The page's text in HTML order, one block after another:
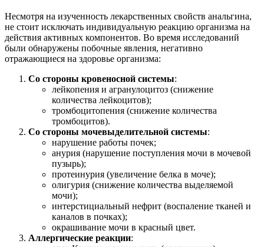
Несмотря на изученность лекарственных свойств анальгина,
не стоит исключать индивидуальную реакцию организма на
действия активных компонентов. Во время исследований
были обнаружены побочные явления, негативно
отражающиеся на здоровье организма:
Со стороны кровеносной системы:
лейкопения и агранулоцитоз (снижение
количества лейкоцитов);
тромбоцитопения (снижение количества
тромбоцитов).
Со стороны мочевыделительной системы:
нарушение работы почек;
анурия (нарушение поступления мочи в мочевой
пузырь);
протеинурия (увеличение белка в моче);
олигурия (снижение количества выделяемой
мочи);
интерстициальный нефрит (воспаление тканей и
каналов в почках);
окрашивание мочи в красный цвет.
Аллергические реакции: